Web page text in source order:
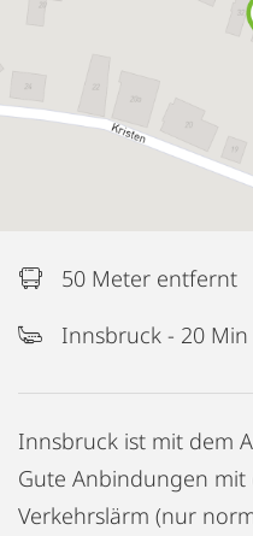
50 Meter entfernt
Innsbruck - 20
Innsbruck ist mit dem
Gute Anbindungen
Verkehrslärm (nur